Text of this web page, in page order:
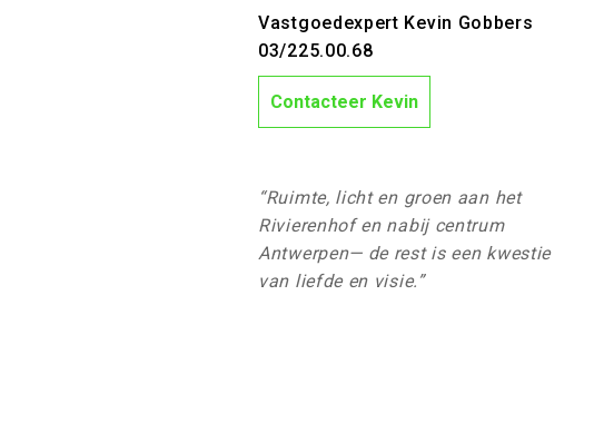
Vastgoedexpert Kevin Gobbers
03/225.00.68
Contacteer Kevin
“Ruimte, licht en groen aan het
Rivierenhof en nabij centrum
Antwerpen— de rest is een kwestie
van liefde en visie.”